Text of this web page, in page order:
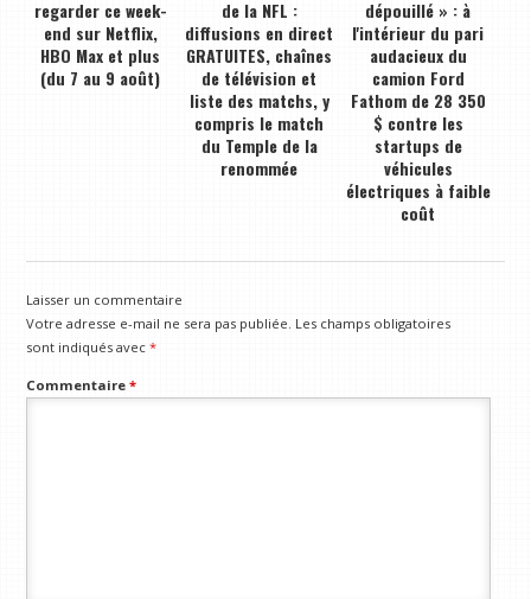
regarder ce week-
end sur Netflix,
HBO Max et plus
(du 7 au 9 août)
de la NFL :
diffusions en direct
GRATUITES, chaînes
de télévision et
liste des matchs, y
compris le match
du Temple de la
renommée
dépouillé » : à
l'intérieur du pari
audacieux du
camion Ford
Fathom de 28 350
$ contre les
startups de
véhicules
électriques à faible
coût
Laisser un commentaire
Votre adresse e-mail ne sera pas publiée. Les champs obligatoires
sont indiqués avec*
Commentaire*